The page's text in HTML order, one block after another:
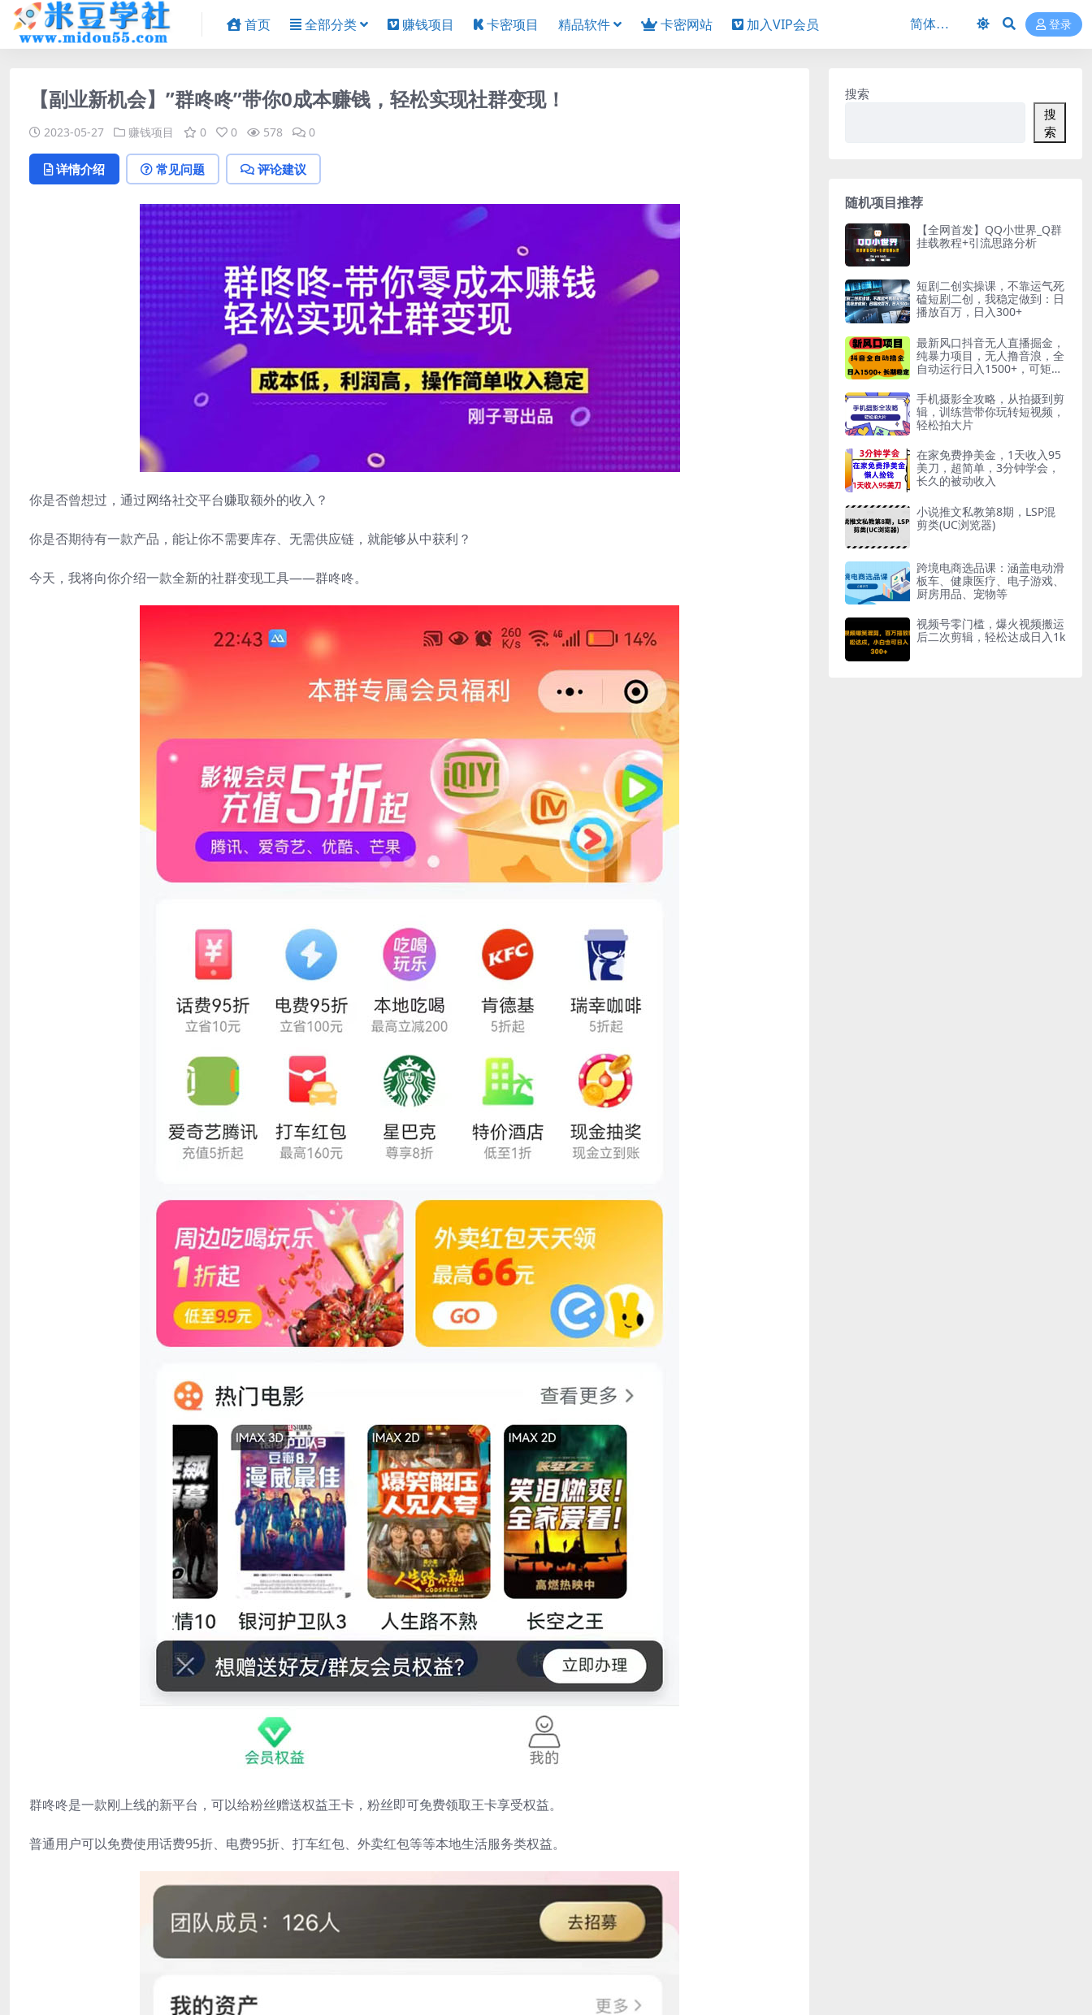
首页 全部分类 赚钱项目 卡密项目 精品软件 卡密网站 加入VIP会员 登录
【副业新机会】”群咚咚”带你0成本赚钱，轻松实现社群变现！
2023-05-27 赚钱项目 0 0 578 0
详情介绍 常见问题 评论建议
你是否曾想过，通过网络社交平台赚取额外的收入？
你是否期待有一款产品，能让你不需要库存、无需供应链，就能够从中获利？
今天，我将向你介绍一款全新的社群变现工具——群咚咚。
群咚咚是一款刚上线的新平台，可以给粉丝赠送权益王卡，粉丝即可免费领取王卡享受权益。
普通用户可以免费使用话费95折、电费95折、打车红包、外卖红包等等本地生活服务类权益。
搜索
搜
索
随机项目推荐
【全网首发】QQ小世界_Q群
挂载教程+引流思路分析
短剧二创实操课，不靠运气死
磕短剧二创，我稳定做到：日
播放百万，日入300+
最新风口抖音无人直播掘金，
纯暴力项目，无人撸音浪，全
自动运行日入1500+，可矩阵
手机摄影全攻略，从拍摄到剪
辑，训练营带你玩转短视频，
轻松拍大片
在家免费挣美金，1天收入95
美刀，超简单，3分钟学会，
长久的被动收入
小说推文私教第8期，LSP混
剪类(UC浏览器)
跨境电商选品课：涵盖电动滑
板车、健康医疗、电子游戏、
厨房用品、宠物等
视频号零门槛，爆火视频搬运
后二次剪辑，轻松达成日入1k